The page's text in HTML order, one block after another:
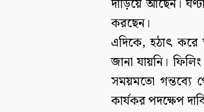
দাঁড়িয়ে আছেন।
করছেন।
এদিকে, হঠাৎ করে
জানা যায়নি।
সময়মতো গন্তব্যে
কার্যকর পদক্ষেপ